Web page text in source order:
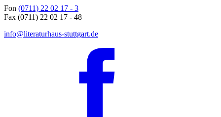
Fon (0711) 22 02 17 - 3
Fax (0711) 22 02 17 - 48
info@literaturhaus-stuttgart.de